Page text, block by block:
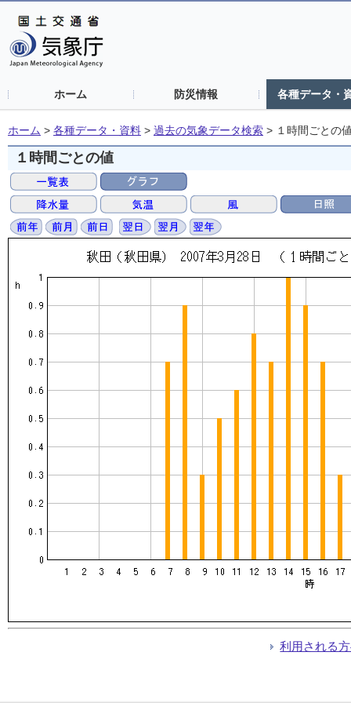
ホーム 防災情報 各種データ・
ホーム > 各種データ・資料 > 過去の気象データ検索 > １時間ごとの
１時間ごとの値
利用される